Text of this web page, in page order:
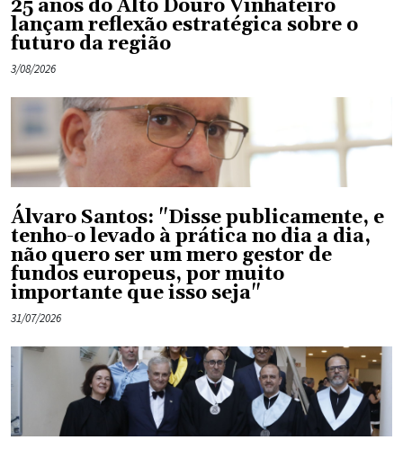
25 anos do Alto Douro Vinhateiro
lançam reflexão estratégica sobre o
futuro da região
3/08/2026
Álvaro Santos: "Disse publicamente, e
tenho-o levado à prática no dia a dia,
não quero ser um mero gestor de
fundos europeus, por muito
importante que isso seja"
31/07/2026